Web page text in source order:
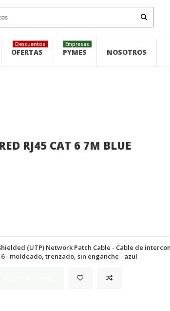
OFERTAS
Descuentos
PYMES
Empresas
NOSOTROS
RJ45 CAT 6 7M BLUE
(UTP) Network Patch Cable - Cable de
6 - moldeado, trenzado, sin enganche - azul